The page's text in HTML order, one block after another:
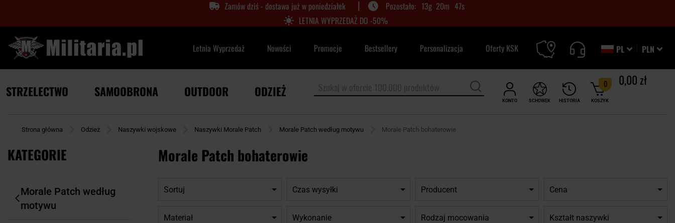
Zamów dziś - dostawa już w poniedziałek | 13g 20m 46s
LETNIA WYPRZEDAŻ DO -50%
PLN
PL
Letnia Wyprzedaż Nowości Promocje Bestsellery Personalizacja Oferty KSK
KONTO HISTORIA
SCHOWEK KOSZYK
0 0,00 zł
STRZELECTWO SAMOOBRONA OUTDOOR ODZIEŻ
Strona główna Odzież Naszywki wojskowe Naszywki Morale Patch Morale Patch według motywu Morale Patch bohaterowie
Morale Patch bohaterowie
KATEGORIE
Morale Patch według
motywu
Sortuj Czas wysyłki Producent Cena
Materiał Wykonanie Rodzaj mocowania Kształt naszywki